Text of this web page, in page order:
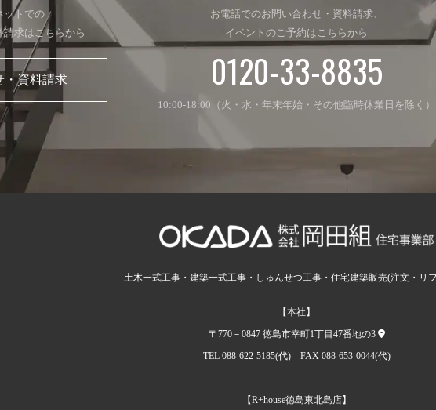
ットでの
請求はこちらから
・資料請求
お電話でのお問い合わせ・資料請求、
イベントのご予約はこちらから
0120-33-8835
10:00-18:00（火・水・年末年始・その他臨時休業日を除く）
土木一式工事・建築一式工事・しゅんせつ工事・住宅建築販売(注文・リ
【本社】
〒770－0847 徳島市幸町1丁目47番地の3
TEL 088-622-5185(代) FAX 088-653-0044(代)
【R+house徳島東北島店】